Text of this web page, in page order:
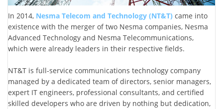
In 2014, Nesma Telecom and Technology (NT&T) came into
existence with the merger of two Nesma companies, Nesma
Advanced Technology and Nesma Telecommunications,
which were already leaders in their respective fields.
NT&T is full-service communications technology company
managed by a dedicated team of directors, senior managers,
expert IT engineers, professional consultants, and certified
skilled developers who are driven by nothing but dedication,